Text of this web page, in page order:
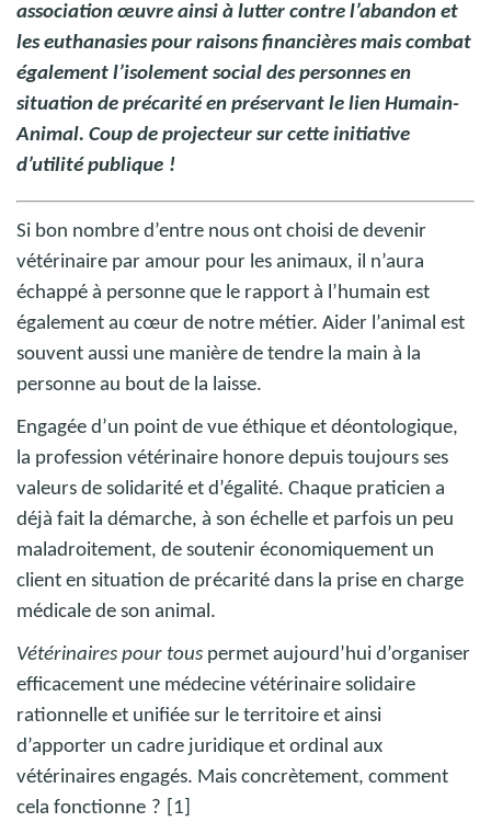
association œuvre ainsi à lutter contre l’abandon et
les euthanasies pour raisons financières mais combat
également l’isolement social des personnes en
situation de précarité en préservant le lien Humain-
Animal. Coup de projecteur sur cette initiative
d’utilité publique !
Si bon nombre d’entre nous ont choisi de devenir
vétérinaire par amour pour les animaux, il n’aura
échappé à personne que le rapport à l’humain est
également au cœur de notre métier. Aider l’animal est
souvent aussi une manière de tendre la main à la
personne au bout de la laisse.
Engagée d’un point de vue éthique et déontologique,
la profession vétérinaire honore depuis toujours ses
valeurs de solidarité et d’égalité. Chaque praticien a
déjà fait la démarche, à son échelle et parfois un peu
maladroitement, de soutenir économiquement un
client en situation de précarité dans la prise en charge
médicale de son animal.
Vétérinaires pour tous permet aujourd’hui d’organiser
efficacement une médecine vétérinaire solidaire
rationnelle et unifiée sur le territoire et ainsi
d’apporter un cadre juridique et ordinal aux
vétérinaires engagés. Mais concrètement, comment
cela fonctionne ? [1]